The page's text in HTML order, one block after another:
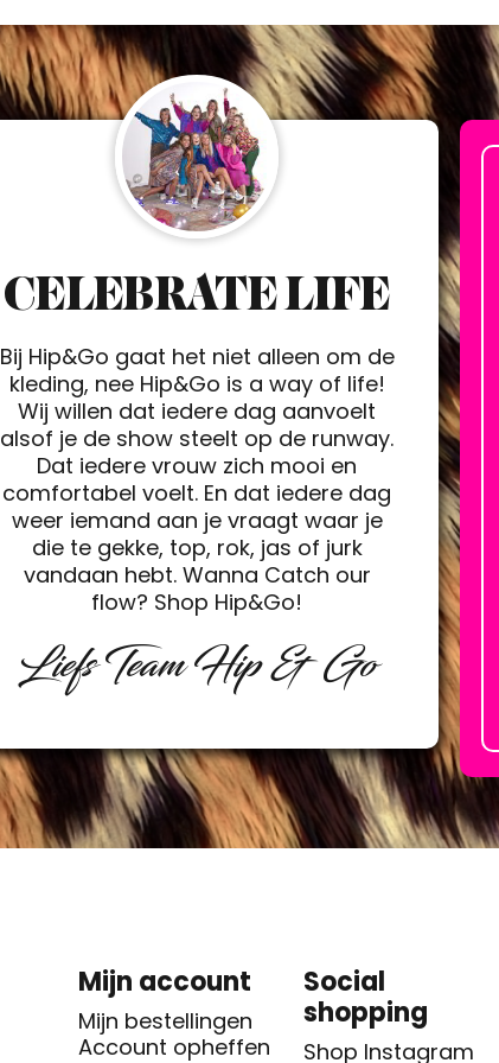
CELEBRATE LIFE
Bij Hip&Go gaat het niet alleen om de
kleding, nee Hip&Go is a way of life!
Wij willen dat iedere dag aanvoelt
alsof je de show steelt op de runway.
Dat iedere vrouw zich mooi en
comfortabel voelt. En dat iedere dag
weer iemand aan je vraagt waar je
die te gekke, top, rok, jas of jurk
vandaan hebt. Wanna Catch our
flow? Shop Hip&Go!
Liefs Team Hip & Go
Mijn account
Mijn bestellingen
Account opheffen
Social
shopping
Shop Instagram